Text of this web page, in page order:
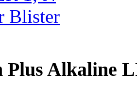
Plus Alkaline